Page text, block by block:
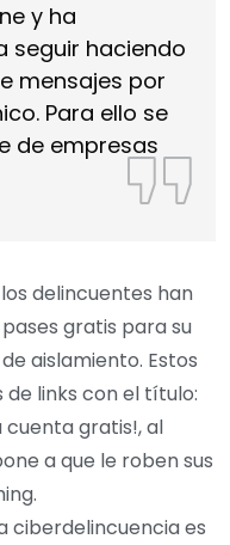
y ha
seguir haciendo
mensajes por
Para ello se
de empresas
delincuentes han
gratis para su
aislamiento. Estos
links con el título:
cuenta gratis!, al
a que le roben sus
es